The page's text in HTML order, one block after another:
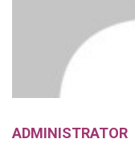
ADMINISTRATOR